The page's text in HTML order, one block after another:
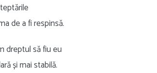
de a fi respinsă.
dreptul să fiu eu
și mai stabilă.